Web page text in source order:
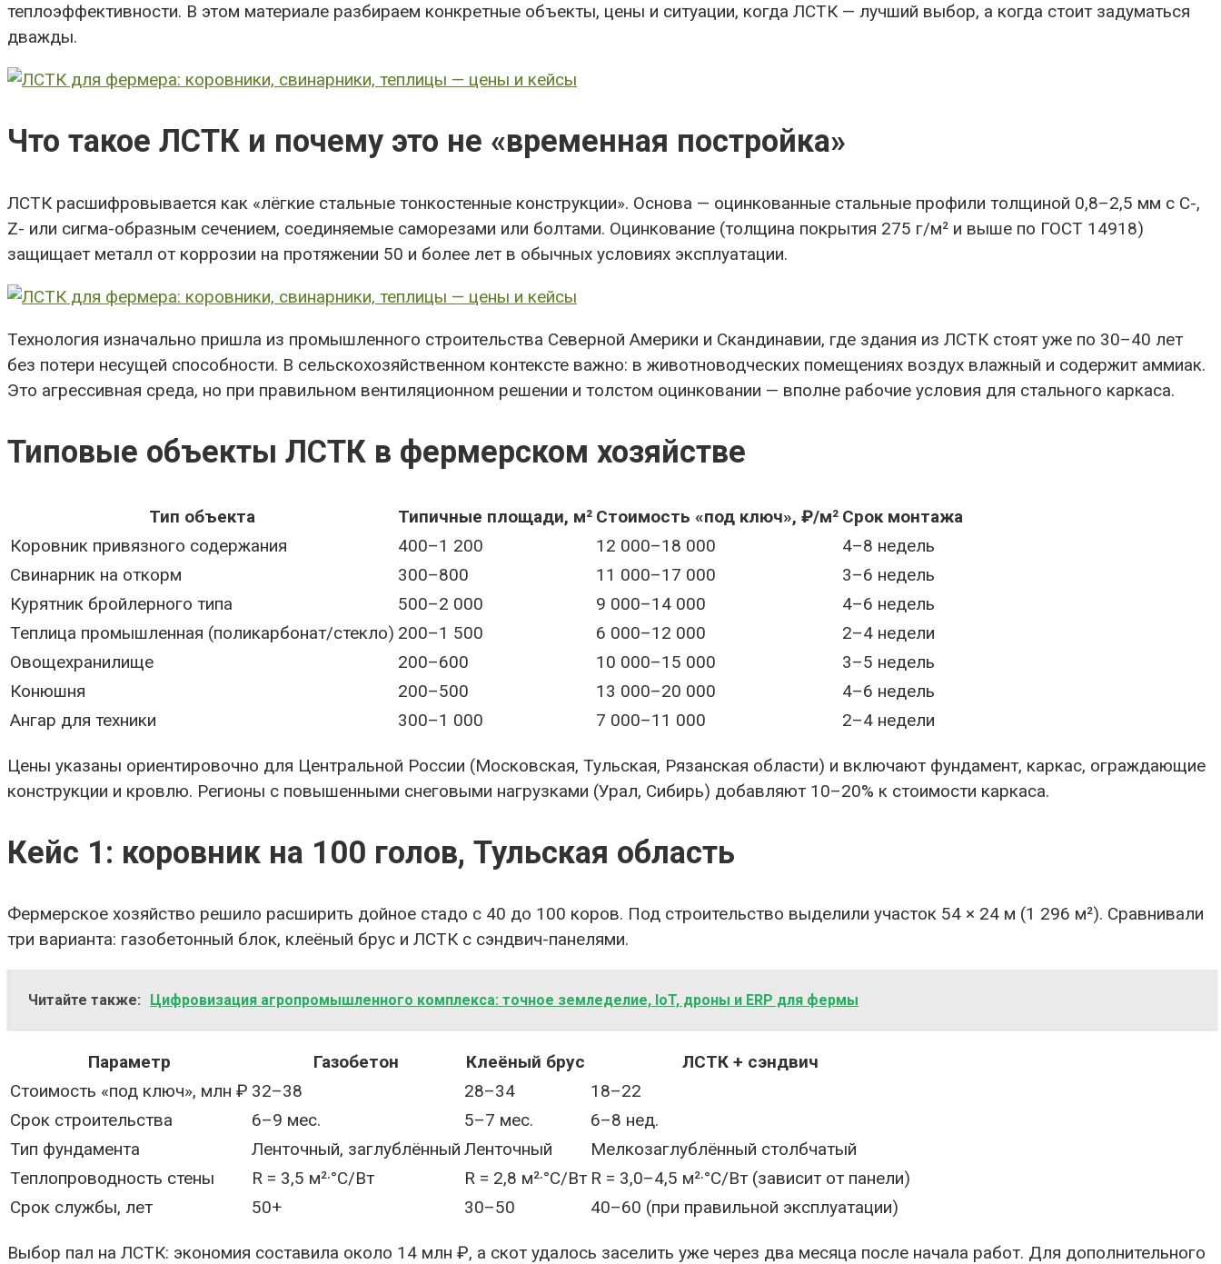
теплоэффективности. В этом материале разбираем конкретные объекты, цены и ситуации, когда ЛСТК — лучший выбор, а когда стоит задуматься
дважды.
Что такое ЛСТК и почему это не «временная постройка»
ЛСТК расшифровывается как «лёгкие стальные тонкостенные конструкции». Основа — оцинкованные стальные профили толщиной 0,8–2,5 мм с С-,
Z- или сигма-образным сечением, соединяемые саморезами или болтами. Оцинкование (толщина покрытия 275 г/м² и выше по ГОСТ 14918)
защищает металл от коррозии на протяжении 50 и более лет в обычных условиях эксплуатации.
Технология изначально пришла из промышленного строительства Северной Америки и Скандинавии, где здания из ЛСТК стоят уже по 30–40 лет
без потери несущей способности. В сельскохозяйственном контексте важно: в животноводческих помещениях воздух влажный и содержит аммиак.
Это агрессивная среда, но при правильном вентиляционном решении и толстом оцинковании — вполне рабочие условия для стального каркаса.
Типовые объекты ЛСТК в фермерском хозяйстве
Тип объекта Типичные площади, м² Стоимость «под ключ», ₽/м² Срок монтажа
Коровник привязного содержания
400–1 200 12 000–18 000
4–8 недель
Свинарник на откорм
300–800 11 000–17 000
3–6 недель
Курятник бройлерного типа
500–2 000 9 000–14 000
4–6 недель
Теплица промышленная (поликарбонат/стекло) 200–1 500 6 000–12 000
2–4 недели
Овощехранилище
200–600 10 000–15 000
3–5 недель
Конюшня
200–500 13 000–20 000
4–6 недель
Ангар для техники
300–1 000 7 000–11 000 2–4 недели
Цены указаны ориентировочно для Центральной России (Московская, Тульская, Рязанская области) и включают фундамент, каркас, ограждающие
конструкции и кровлю. Регионы с повышенными снеговыми нагрузками (Урал, Сибирь) добавляют 10–20% к стоимости каркаса.
Кейс 1: коровник на 100 голов, Тульская область
Фермерское хозяйство решило расширить дойное стадо с 40 до 100 коров. Под строительство выделили участок 54 × 24 м (1 296 м²). Сравнивали
три варианта: газобетонный блок, клеёный брус и ЛСТК с сэндвич-панелями.
Читайте также: Цифровизация агропромышленного комплекса: точное земледелие, IoT, дроны и ERP для фермы
Параметр Газобетон Клеёный брус
ЛСТК + сэндвич
Стоимость «под ключ», млн ₽ 32–38 28–34
18–22
Срок строительства
6–9 мес. 5–7 мес.
6–8 нед.
Тип фундамента
Ленточный, заглублённый Ленточный
Мелкозаглублённый столбчатый
Теплопроводность стены
R = 3,5 м²·°C/Вт R = 2,8 м²·°C/Вт R = 3,0–4,5 м²·°C/Вт (зависит от панели)
Срок службы, лет
50+ 30–50 40–60 (при правильной эксплуатации)
Выбор пал на ЛСТК: экономия составила около 14 млн ₽, а скот удалось заселить уже через два месяца после начала работ. Для дополнительного